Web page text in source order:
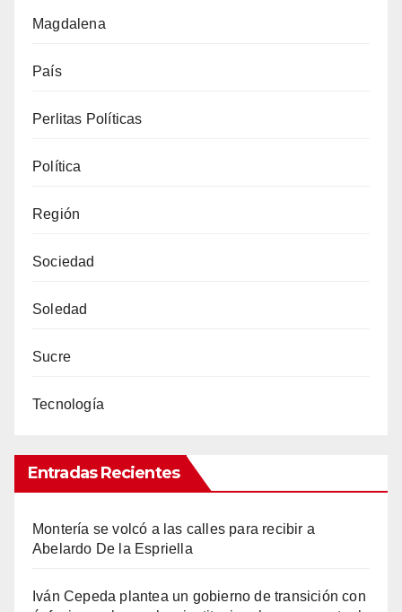
Magdalena
País
Perlitas Políticas
Política
Región
Sociedad
Soledad
Sucre
Tecnología
Entradas Recientes
Montería se volcó a las calles para recibir a
Abelardo De la Espriella
Iván Cepeda plantea un gobierno de transición con